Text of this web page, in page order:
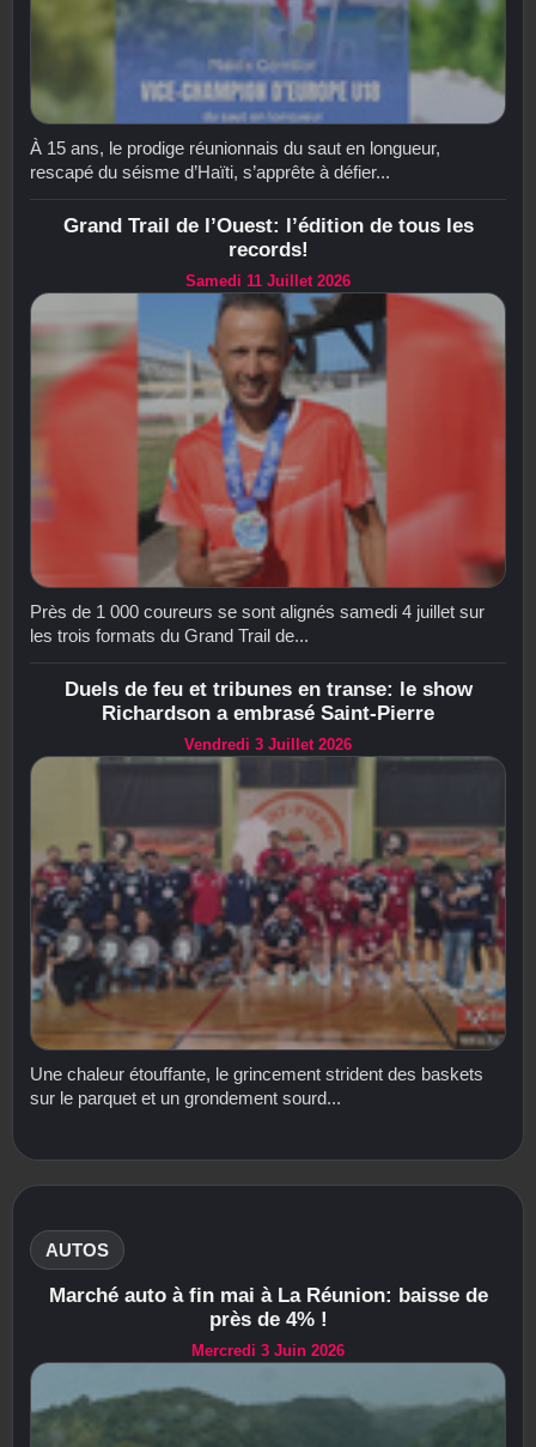
À 15 ans, le prodige réunionnais du saut en longueur,
rescapé du séisme d’Haïti, s’apprête à défier...
Grand Trail de l’Ouest: l’édition de tous les
records!
Samedi 11 Juillet 2026
Près de 1 000 coureurs se sont alignés samedi 4 juillet sur
les trois formats du Grand Trail de...
Duels de feu et tribunes en transe: le show
Richardson a embrasé Saint-Pierre
Vendredi 3 Juillet 2026
Une chaleur étouffante, le grincement strident des baskets
sur le parquet et un grondement sourd...
AUTOS
Marché auto à fin mai à La Réunion: baisse de
près de 4% !
Mercredi 3 Juin 2026